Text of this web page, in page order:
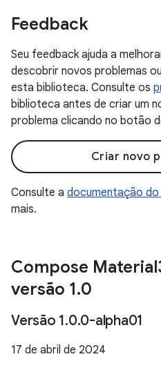
Feedback
Seu feedback ajuda a
descobrir novos problemas
esta biblioteca. Consulte os
biblioteca antes de criar um
problema clicando no botão
Criar novo
Consulte a documentação do
mais.
Compose
versão 1.0
Versão 1.0.0-alpha01
17 de abril de 2024